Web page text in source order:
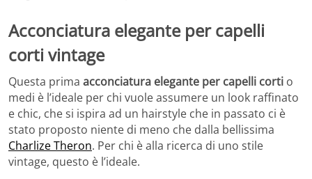
Acconciatura elegante per capelli
corti vintage
Questa prima acconciatura elegante per capelli corti o
medi è l’ideale per chi vuole assumere un look raffinato
e chic, che si ispira ad un hairstyle che in passato ci è
stato proposto niente di meno che dalla bellissima
Charlize Theron. Per chi è alla ricerca di uno stile
vintage, questo è l’ideale.